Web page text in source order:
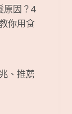
原因？4
你用食
、推薦